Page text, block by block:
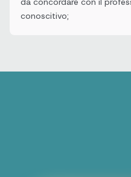
conoscitivo;